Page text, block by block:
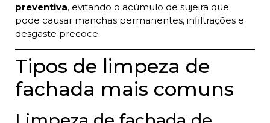
preventiva, evitando o acúmulo de sujeira que
pode causar manchas permanentes, infiltrações e
desgaste precoce.
Tipos de limpeza de
fachada mais comuns